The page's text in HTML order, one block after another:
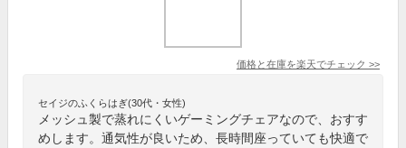
価格と在庫を楽天でチェック >>
セイジのふくらはぎ(30代・女性)
メッシュ製で蒸れにくいゲーミングチェアなので、おすす
めします。通気性が良いため、長時間座っていても快適で